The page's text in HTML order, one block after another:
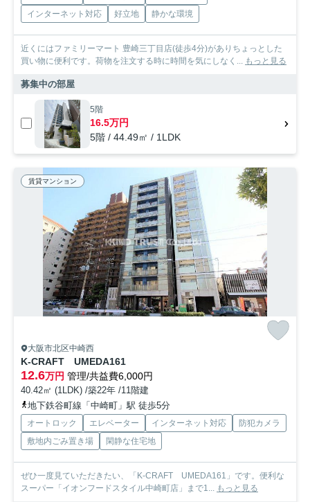
インターネット対応
好立地 静かな環境
近くにはファミリーマート 豊崎三丁目店(徒歩4分)がありちょっとした
買い物に便利です。荷物を注文する時に時間を気にしなく...
もっと見る
募集中の部屋
5階
16.5万円
5階 / 44.49㎡ / 1LDK
賃貸マンション
大阪市北区中崎西
K-CRAFT UMEDA161
12.6万円 管理/共益費6,000円
40.42㎡ (1LDK) /築22年 /11階建
地下鉄谷町線「中崎町」駅 徒歩5分
オートロック エレベーター インターネット対応
防犯カメラ
敷地内ごみ置き場
閑静な住宅地
ぜひ一度見ていただきたい、「K-CRAFT UMEDA161」です。便利な
スーパー「イオンフードスタイル中崎町店」まで1... もっと見る